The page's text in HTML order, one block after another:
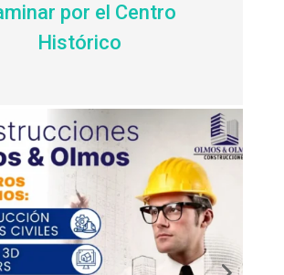
por el Centro
Histórico